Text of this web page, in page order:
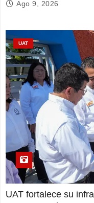
Ago 9, 2026
UAT
UAT fortalece su